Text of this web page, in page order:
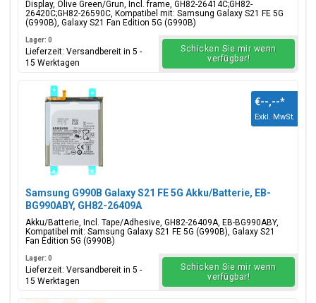
Display, Olive Green/Grun, Incl. frame, GH82-26414C;GH82-
26420C;GH82-26590C, Kompatibel mit: Samsung Galaxy S21 FE 5G
(G990B), Galaxy S21 Fan Edition 5G (G990B)
Lager: 0
Lieferzeit: Versandbereit in 5 -
15 Werktagen
Schicken Sie mir wenn
verfügbar!
Samsung G990B Galaxy S21 FE 5G Akku/Batterie, EB-
BG990ABY, GH82-26409A
Akku/Batterie, Incl. Tape/Adhesive, GH82-26409A, EB-BG990ABY,
Kompatibel mit: Samsung Galaxy S21 FE 5G (G990B), Galaxy S21
Fan Edition 5G (G990B)
€--,--*
Exkl. MwSt.
Lager: 0
Lieferzeit: Versandbereit in 5 -
15 Werktagen
Schicken Sie mir wenn
verfügbar!